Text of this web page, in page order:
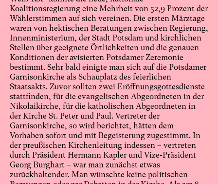
Koalitionsregierung eine Mehrheit von 52,9 Prozent der
Wählerstimmen auf sich vereinen. Die ersten Märztage
waren von hektischen Beratungen zwischen Regierung,
Innenministerium, der Stadt Potsdam und kirchlichen
Stellen über geeignete Örtlichkeiten und die genauen
Konditionen der avisierten Potsdamer Zeremonie
bestimmt. Sehr bald einigte man sich auf die Potsdamer
Garnisonkirche als Schauplatz des feierlichen
Staatsakts. Zuvor sollten zwei Eröffnungsgottesdienste
stattfinden, für die evangelischen Abgeordneten in der
Nikolaikirche, für die katholischen Abgeordneten in
der Kirche St. Peter und Paul. Vertreter der
Garnisonkirche, so wird berichtet, hätten dem
Vorhaben sofort und mit Begeisterung zugestimmt. In
der preußischen Kirchenleitung indessen – vertreten
durch Präsident Hermann Kapler und Vize-Präsident
Georg Burghart – war man zunächst etwas
zurückhaltender. Man wünschte keine politischen